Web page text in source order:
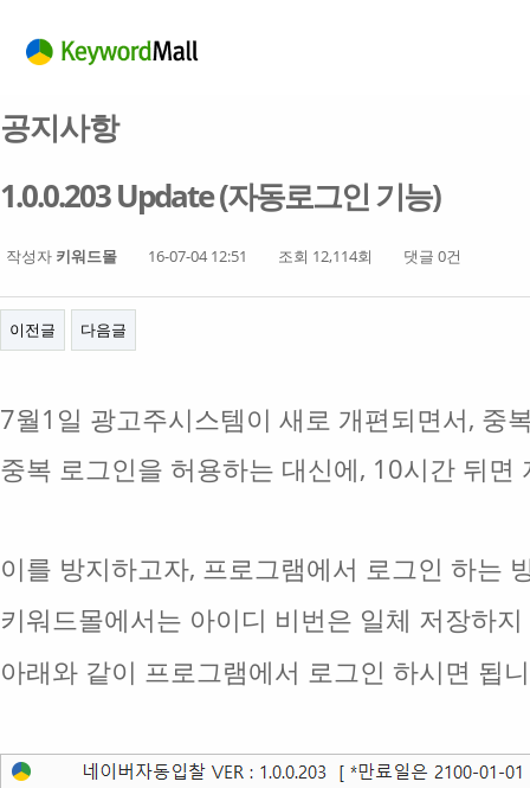
공지사항
1.0.0.203 Update (자동로그인 기능)
작성자 키워드몰 16-07-04 12:51 조회 12,114회 댓글 0건
이전글 다음글
7월1일 광고주시스템이 새로 개편되면서, 중
중복 로그인을 허용하는 대신에, 10시간 뒤면
이를 방지하고자, 프로그램에서 로그인 하는
키워드몰에서는 아이디 비번은 일체 저장하
아래와 같이 프로그램에서 로그인 하시면 됩